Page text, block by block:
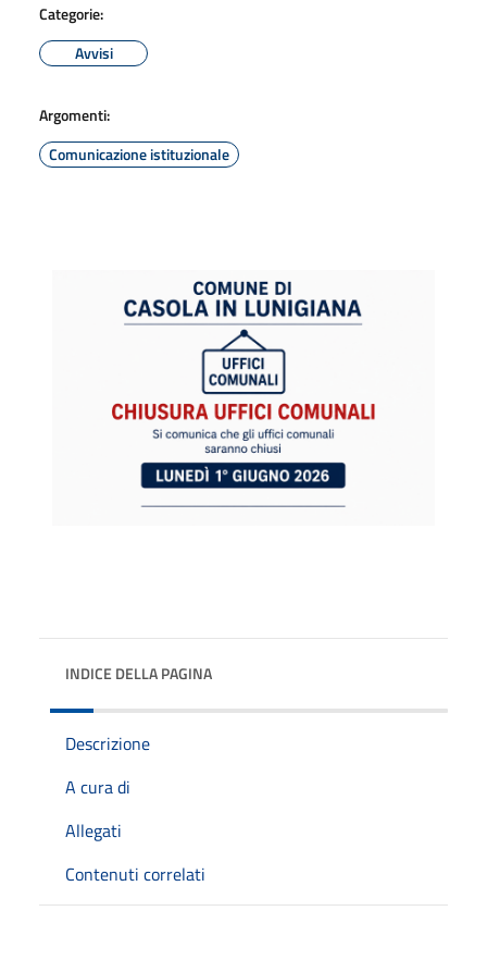
Categorie:
Avvisi
Argomenti:
Comunicazione istituzionale
INDICE DELLA PAGINA
Descrizione
A cura di
Allegati
Contenuti correlati